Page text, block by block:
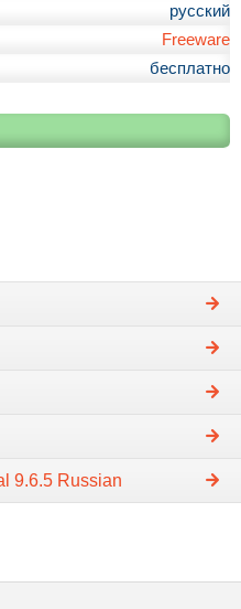
русский
Freeware
бесплатно
9.6.5 Russian